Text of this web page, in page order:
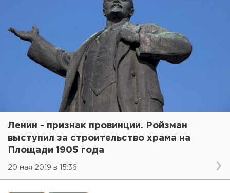
Ленин - признак провинции. Ройзман
выступил за строительство храма на
Площади 1905 года
20 мая 2019 в 15:36